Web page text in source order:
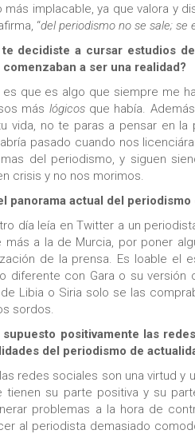
más implacable, ya que valora y
“del periodismo no se sale; se
te decidiste a cursar estudios
a ser una realidad?
es que es algo que siempre me
más lógicosque había.
vida, no te paras a pensar en la
pasado cuando nos
del periodismo, y siguen
crisis y no nos morimos.
panorama actual del
día leía en Twitter a un
más a la de Murcia, por poner
de la prensa. Es loable el
diferente con Gara o su versión
Libia o Siria solo se las
sordos.
supuesto positivamente las
del periodismo de
redes sociales son una virtud y
tienen su parte positiva y su
problemas a la hora de
al periodista demasiado